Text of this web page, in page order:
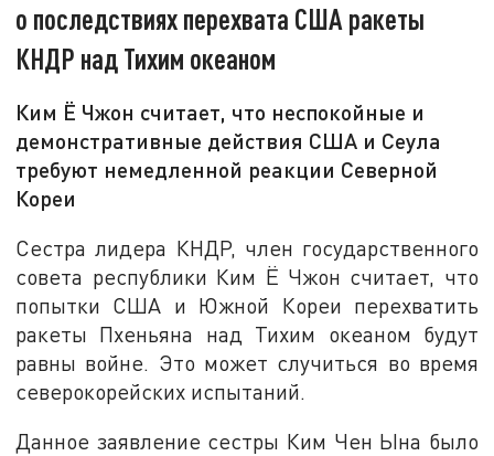
о последствиях перехвата США ракеты
КНДР над Тихим океаном
Ким Ё Чжон считает, что неспокойные и
демонстративные действия США и Сеула
требуют немедленной реакции Северной
Кореи
Сестра лидера КНДР, член государственного
совета республики Ким Ё Чжон считает, что
попытки США и Южной Кореи перехватить
ракеты Пхеньяна над Тихим океаном будут
равны войне. Это может случиться во время
северокорейских испытаний.
Данное заявление сестры Ким Чен Ына было